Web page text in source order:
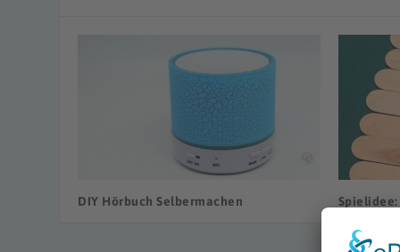
DIY Hörbuch Selbermachen